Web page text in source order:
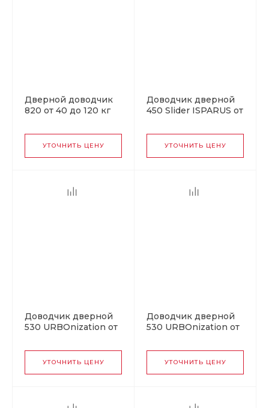
Дверной доводчик
820 от 40 до 120 кг
УТОЧНИТЬ ЦЕНУ
Доводчик дверной
450 Slider ISPARUS от
УТОЧНИТЬ ЦЕНУ
Доводчик дверной
530 URBOnization от
коричневый
УТОЧНИТЬ ЦЕНУ
Доводчик дверной
530 URBOnization от
УТОЧНИТЬ ЦЕНУ